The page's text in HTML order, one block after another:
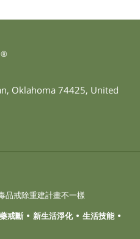
®
, Oklahoma 74425, United
品戒除重建計畫不一樣
戒斷 新生活淨化
生活技能